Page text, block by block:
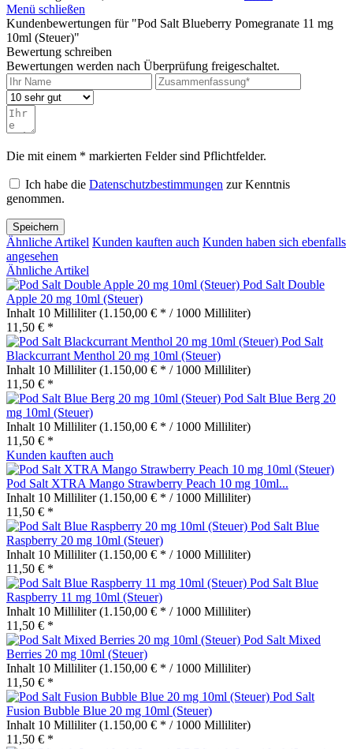
Menü schließen
Kundenbewertungen für "Pod Salt Blueberry Pomegranate 11 mg
10ml (Steuer)"
Bewertung schreiben
Bewertungen werden nach Überprüfung freigeschaltet.
Die mit einem * markierten Felder sind Pflichtfelder.
Ich habe die Datenschutzbestimmungen zur Kenntnis
genommen.
Speichern
Ähnliche Artikel Kunden kauften auch Kunden haben sich ebenfalls
angesehen
Ähnliche Artikel
Pod Salt Double
Apple 20 mg 10ml (Steuer)
Inhalt 10 Milliliter(1.150,00 € * / 1000 Milliliter)
11,50 € *
Pod Salt
Blackcurrant Menthol 20 mg 10ml (Steuer)
Inhalt 10 Milliliter(1.150,00 € * / 1000 Milliliter)
11,50 € *
Pod Salt Blue Berg 20
mg 10ml (Steuer)
Inhalt 10 Milliliter(1.150,00 € * / 1000 Milliliter)
11,50 € *
Kunden kauften auch
Pod Salt XTRA Mango Strawberry Peach 10 mg 10ml...
Inhalt 10 Milliliter(1.150,00 € * / 1000 Milliliter)
11,50 € *
Pod Salt Blue
Raspberry 20 mg 10ml (Steuer)
Inhalt 10 Milliliter(1.150,00 € * / 1000 Milliliter)
11,50 € *
Pod Salt Blue
Raspberry 11 mg 10ml (Steuer)
Inhalt 10 Milliliter(1.150,00 € * / 1000 Milliliter)
11,50 € *
Pod Salt Mixed
Berries 20 mg 10ml (Steuer)
Inhalt 10 Milliliter(1.150,00 € * / 1000 Milliliter)
11,50 € *
Pod Salt
Fusion Bubble Blue 20 mg 10ml (Steuer)
Inhalt 10 Milliliter(1.150,00 € * / 1000 Milliliter)
11,50 € *